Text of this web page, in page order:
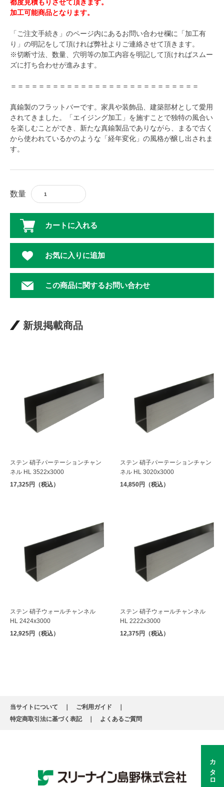
都度見積もりさせて頂きます。
加工可能商品となります。
「ご注文手続き」のページ内にあるお問い合わせ欄に「加工有
り」の明記をして頂ければ弊社よりご連絡させて頂きます。
※切断寸法、数量、穴明等の加工内容を明記して頂ければスムー
ズに打ち合わせが進みます。
＝＝＝＝＝＝＝＝＝＝＝＝＝＝＝＝＝＝＝＝＝＝＝＝＝＝＝
真鍮製のフラットバーです。家具や装飾品、建築部材として愛用
されてきました。「エイジング加工」を施すことで独特の風合い
を楽しむことができ、新たな真鍮製品でありながら、まるで古く
から使われているかのような「経年変化」の風格が醸し出されま
す。
数量
カートに入れる
お気に入りに追加
この商品に関するお問い合わせ
新規掲載商品
ステン 硝子パーテーションチャン
ネル HL 3522x3000
17,325円（税込）
ステン 硝子パーテーションチャン
ネル HL 3020x3000
14,850円（税込）
ステン 硝子ウォールチャンネル
HL 2424x3000
12,925円（税込）
ステン 硝子ウォールチャンネル
HL 2222x3000
12,375円（税込）
当サイトについて
ご利用ガイド
特定商取引法に基づく表記
よくあるご質問
カタログ